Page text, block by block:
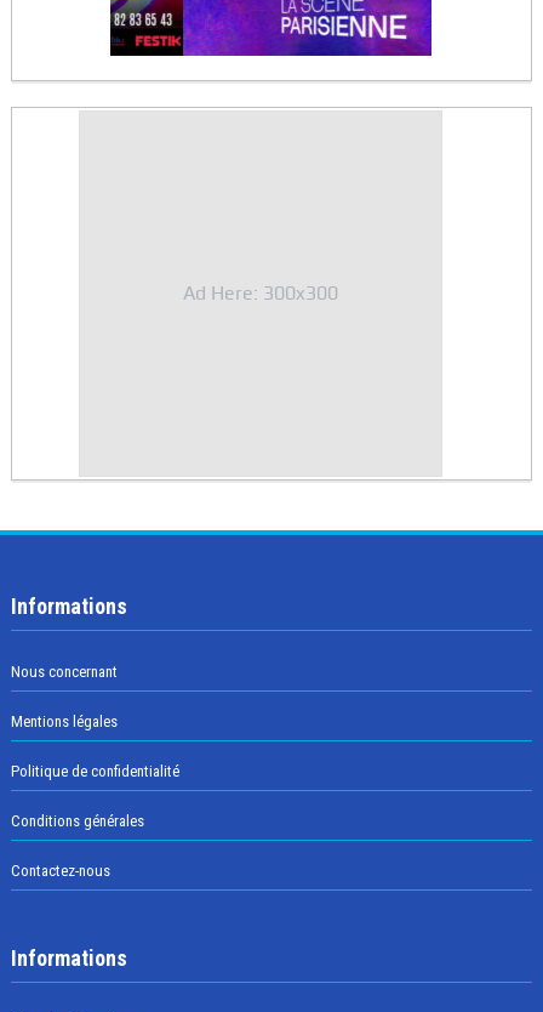
Ad Here: 300x300
Informations
Nous concernant
Mentions légales
Politique de confidentialité
Conditions générales
Contactez-nous
Informations